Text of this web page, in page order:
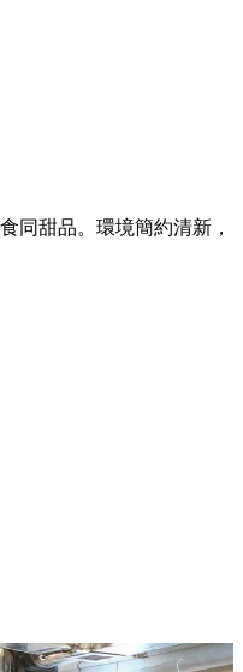
同甜品。環境簡約清新，